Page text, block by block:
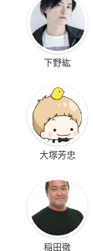
下野紘
大塚芳忠
稲田徹